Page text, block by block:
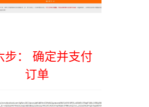
步： 确定并支付
订单